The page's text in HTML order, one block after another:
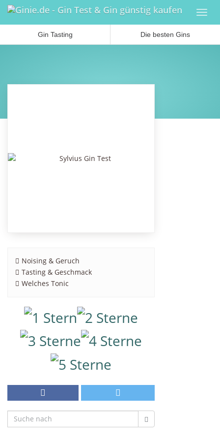
Skip
main
Gin Tasting Die besten Gins
Noising & Geruch
Tasting & Geschmack
Welches Tonic